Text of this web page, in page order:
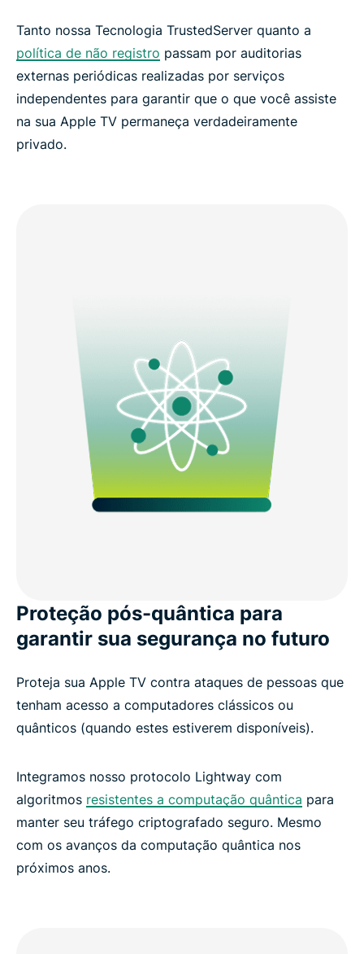
Tanto nossa Tecnologia TrustedServer quanto a
política de não registro passam por auditorias
externas periódicas realizadas por serviços
independentes para garantir que o que você assiste
na sua Apple TV permaneça verdadeiramente
privado.
Proteção pós-quântica para
garantir sua segurança no futuro
Proteja sua Apple TV contra ataques de pessoas que
tenham acesso a computadores clássicos ou
quânticos (quando estes estiverem disponíveis).
Integramos nosso protocolo Lightway com
algoritmos resistentes a computação quântica para
manter seu tráfego criptografado seguro. Mesmo
com os avanços da computação quântica nos
próximos anos.